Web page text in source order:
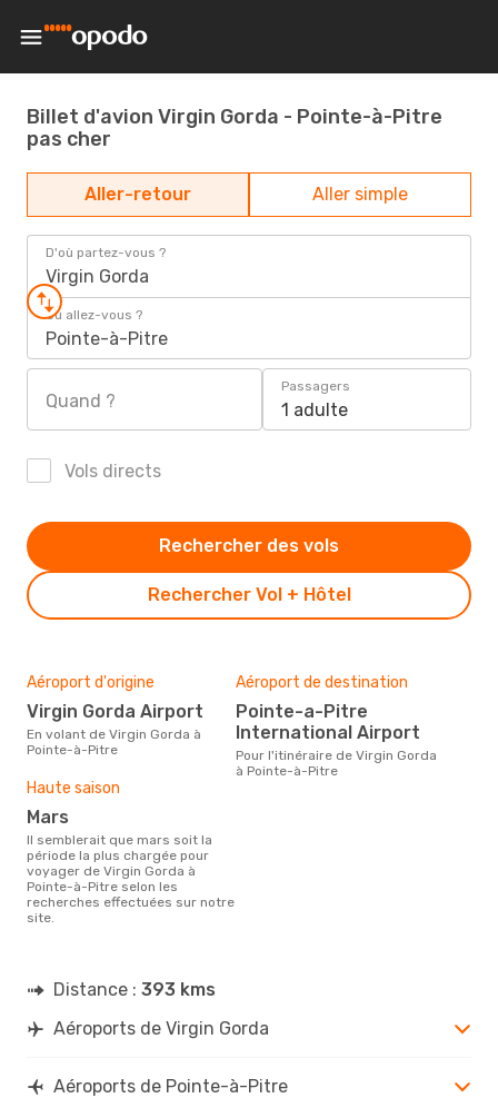
Billet d'avion Virgin Gorda - Pointe-à-Pitre
pas cher
Aller-retour Aller simple
D'où partez-vous ?
Virgin Gorda
Où allez-vous ?
Pointe-à-Pitre
Quand ?
Passagers
1 adulte
Vols directs
Rechercher Vol + Hôtel
Rechercher des vols
Aéroport d'origine
Virgin Gorda Airport
En volant de Virgin Gorda à
Pointe-à-Pitre
Aéroport de destination
Pointe-a-Pitre
International Airport
Pour l'itinéraire de Virgin Gorda
à Pointe-à-Pitre
Haute saison
mars
Il semblerait que mars soit la
période la plus chargée pour
voyager de Virgin Gorda à
Pointe-à-Pitre selon les
recherches effectuées sur notre
site.
Distance : 393 kms
Aéroports de Virgin Gorda
Aéroports de Pointe-à-Pitre